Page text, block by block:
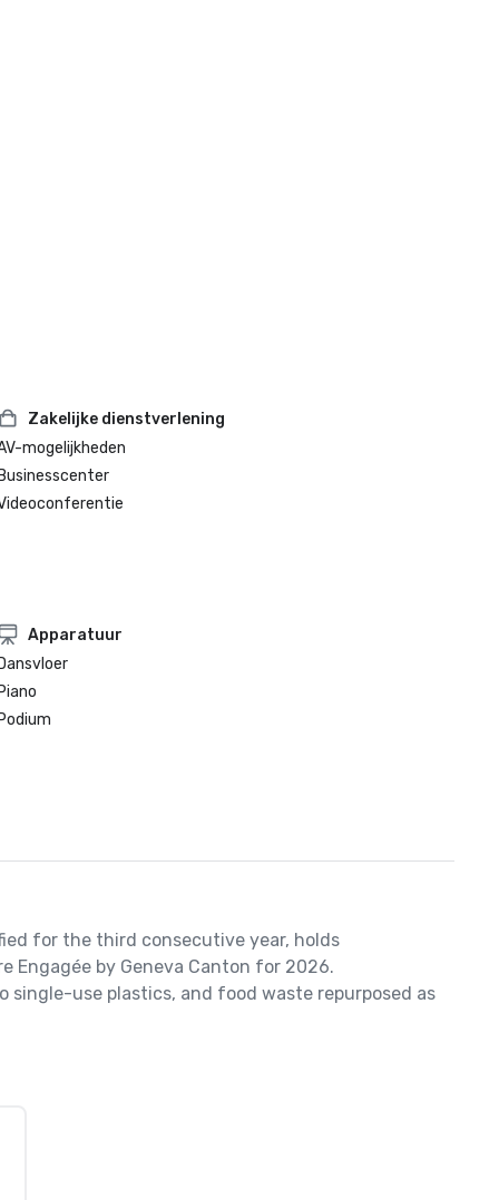
Zakelijke dienstverlening
mogelijkheden
Businesscenter
Apparatuur
Dansvloer
Piano
Podium
for the third consecutive year, holds
Engagée by Geneva Canton for 2026.
use plastics, and food waste repurposed as